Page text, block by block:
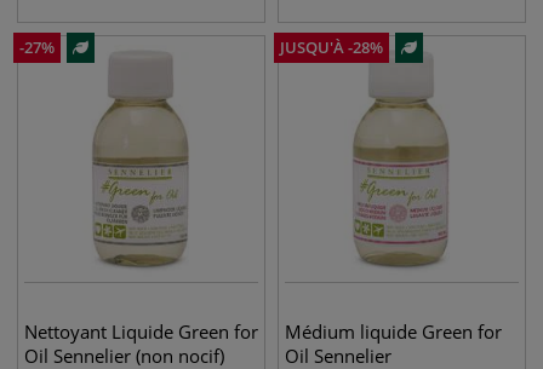
-27%
Nettoyant Liquide Green for
Oil Sennelier (non nocif)
JUSQU'À-28%
Médium liquide Green for
Oil Sennelier